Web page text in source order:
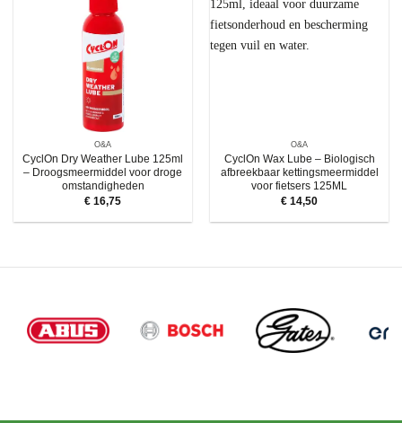
O&A
CyclOn Dry Weather Lube 125ml
– Droogsmeermiddel voor droge
omstandigheden
€ 16,75
O&A
CyclOn Wax Lube – Biologisch
afbreekbaar kettingsmeermiddel
voor fietsers 125ML
€ 14,50